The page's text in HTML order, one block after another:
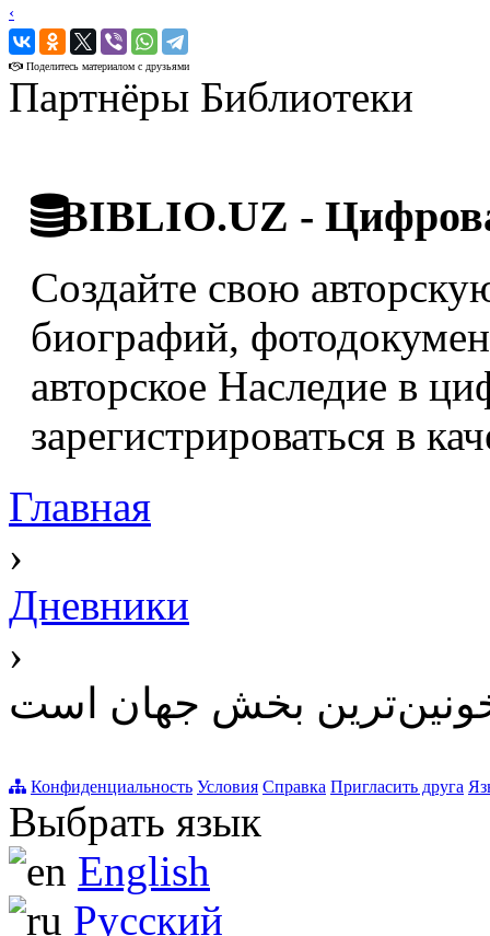
‹
›
Поделитесь материалом с друзьями
Партнёры Библиотеки
BIBLIO.UZ -
Создайте свою
биографий,
авторское Наследие в
зарегистрироваться в
Главная
›
Дневники
›
خونین‌ترین بخش جهان است
Конфиденциальность Условия Справка Пригласить друга
Выбрать язык
English
Русский